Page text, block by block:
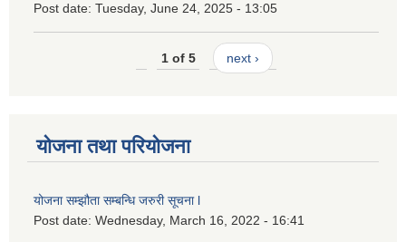
Post date: Tuesday, June 24, 2025 - 13:05
1 of 5 next ›
योजना तथा परियोजना
योजना सम्झौता सम्बन्धि जरुरी सूचना l
Post date: Wednesday, March 16, 2022 - 16:41